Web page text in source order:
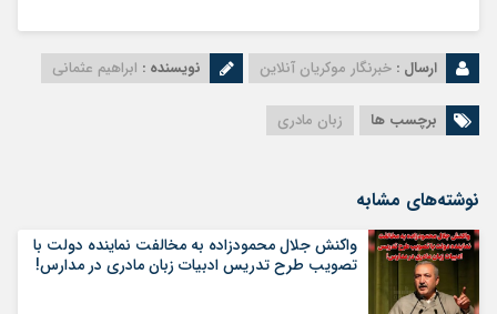
ارسال : خبرنگار موکریان آنلاین نویسنده : ابراهیم عثمانی
برچسب ها زبان مادری
نوشته‌های مشابه
واکنش جلال محمودزاده به مخالفت نماینده دولت با
تصویب طرح تدریس ادبیات زبان مادری در مدارس!